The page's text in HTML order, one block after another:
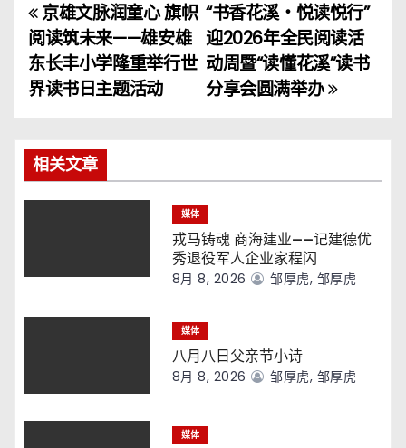
文
章
导
“书香花溪・悦读悦行”
迎2026年全民阅读活
动周暨“读懂花溪”读书
分享会圆满举办
京雄文脉润童心 旗帜
阅读筑未来——雄安雄
东长丰小学隆重举行世
界读书日主题活动
相关文章
媒体
戎马铸魂 商海建业——记建德优
秀退役军人企业家程闪
8月 8, 2026 邹厚虎, 邹厚虎
媒体
八月八日父亲节小诗
8月 8, 2026 邹厚虎, 邹厚虎
媒体